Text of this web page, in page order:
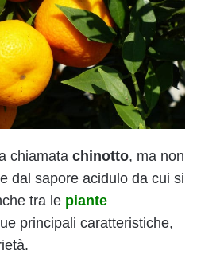
chiamata chinotto, ma non
dal sapore acidulo da cui si
tra le piante
principali caratteristiche,